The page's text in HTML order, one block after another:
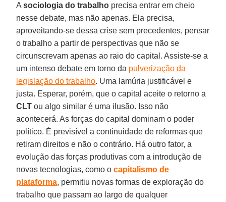
Asociologia do trabalho precisa entrar em cheio
nesse debate, mas não apenas. Ela precisa,
aproveitando-se dessa crise sem precedentes, pensar
o trabalho a partir de perspectivas que não se
circunscrevam apenas ao raio do capital. Assiste-se a
um intenso debate em torno da pulverização da
legislação do trabalho. Uma lamúria justificável e
justa. Esperar, porém, que o capital aceite o retorno a
CLT ou algo similar é uma ilusão. Isso não
acontecerá. As forças do capital dominam o poder
político. É previsível a continuidade de reformas que
retiram direitos e não o contrário. Há outro fator, a
evolução das forças produtivas com a introdução de
novas tecnologias, como ocapitalismo de
plataforma, permitiu novas formas de exploração do
trabalho que passam ao largo de qualquer